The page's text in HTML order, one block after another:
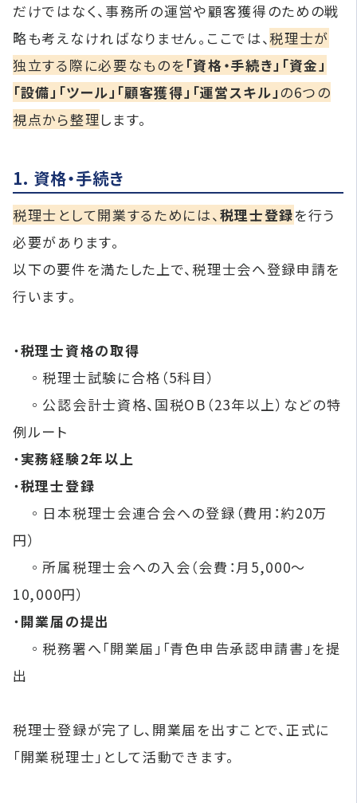
だけではなく、事務所の運営や顧客獲得のための戦
略も考えなければなりません。ここでは、税理士が
独立する際に必要なものを 「資格・手続き」「資金」
「設備」「ツール」「顧客獲得」「運営スキル」の6つの
視点から整理します。
1. 資格・手続き
税理士として開業するためには、税理士登録を行う
必要があります。
以下の要件を満たした上で、税理士会へ登録申請を
行います。
・税理士資格の取得
◦税理士試験に合格（5科目）
◦公認会計士資格、国税OB（23年以上）などの特
例ルート
・実務経験2年以上
・税理士登録
◦日本税理士会連合会への登録（費用：約20万
円）
◦所属税理士会への入会（会費：月5,000～
10,000円）
・開業届の提出
◦税務署へ「開業届」「青色申告承認申請書」を提
出
税理士登録が完了し、開業届を出すことで、正式に
「開業税理士」として活動できます。